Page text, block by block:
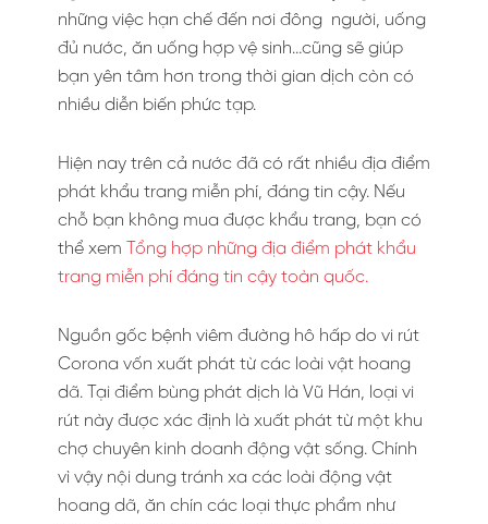
những việc hạn chế đến nơi đông người, uống
đủ nước, ăn uống hợp vệ sinh…cũng sẽ giúp
bạn yên tâm hơn trong thời gian dịch còn có
nhiều diễn biến phức tạp.
Hiện nay trên cả nước đã có rất nhiều địa điểm
phát khẩu trang miễn phí, đáng tin cậy. Nếu
chỗ bạn không mua được khẩu trang, bạn có
thể xem
Tổng hợp những địa điểm phát khẩu
trang miễn phí đáng tin cậy toàn quốc.
Nguồn gốc bệnh viêm đường hô hấp do vi rút
Corona vốn xuất phát từ các loài vật hoang
dã. Tại điểm bùng phát dịch là Vũ Hán, loại vi
rút này được xác định là xuất phát từ một khu
chợ chuyên kinh doanh động vật sống. Chính
vì vậy nội dung tránh xa các loài động vật
hoang dã, ăn chín các loại thực phẩm như